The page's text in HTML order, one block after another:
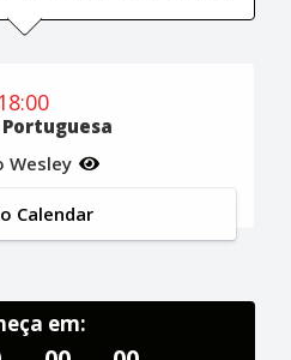
18:00
Wesley
Calendar
em: